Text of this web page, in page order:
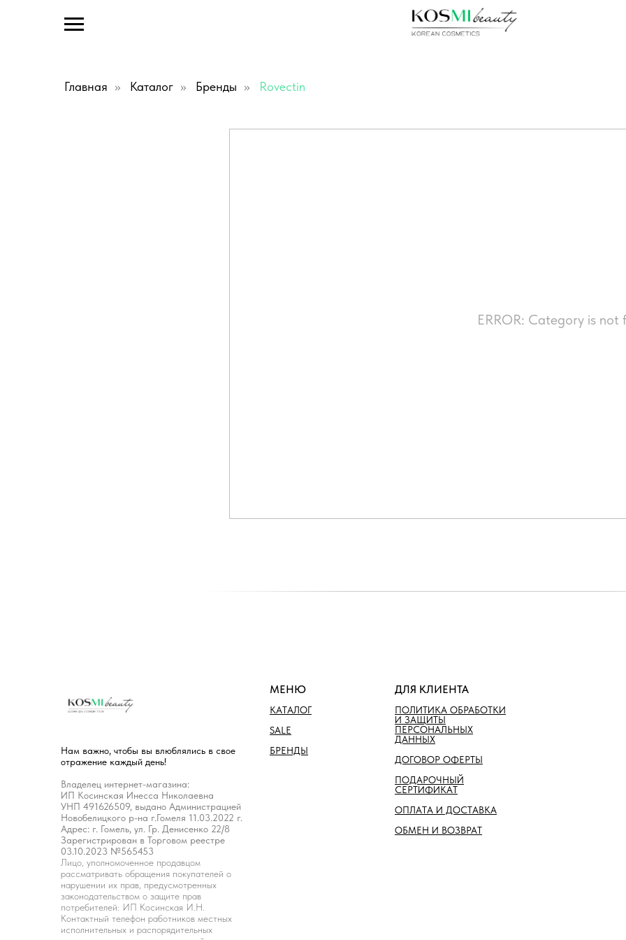
Главная » Каталог » Бренды » Rovectin
ERROR: Category is not
Нам важно, чтобы вы влюблялись в свое
отражение каждый день!
Владелец интернет-магазина:
ИП Косинская Инесса Николаевна
УНП 491626509, выдано Администрацией
Новобелицкого р-на г.Гомеля 11.03.2022 г.
Адрес: г. Гомель, ул. Гр. Денисенко 22/8
Зарегистрирован в Торговом реестре
03.10.2023 №565453
Лицо, уполномоченное продавцом
рассматривать обращения покупателей о
нарушении их прав, предусмотренных
законодательством о защите прав
потребителей: ИП Косинская И.Н.
Контактный телефон работников местных
исполнительных и распорядительных
МЕНЮ
КАТАЛОГ
SALE
БРЕНДЫ
ДЛЯ КЛИЕНТА
ПОЛИТИКА ОБРАБОТКИ
И ЗАЩИТЫ
ПЕРСОНАЛЬНЫХ
ДАННЫХ
ДОГОВОР ОФЕРТЫ
ПОДАРОЧНЫЙ
СЕРТИФИКАТ
ОПЛАТА И ДОСТАВКА
ОБМЕН И ВОЗВРАТ